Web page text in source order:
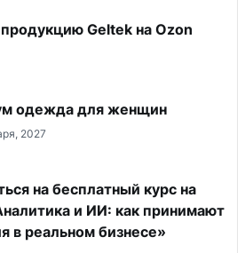
Geltek на Ozon
одежда для женщин
2027
на бесплатный курс на
и ИИ: как принимают
в реальном бизнесе»